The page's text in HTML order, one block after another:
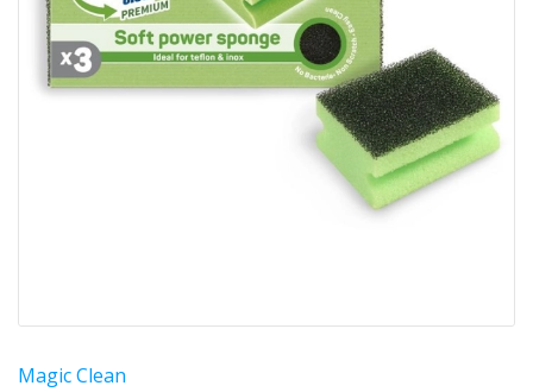
Magic Clean